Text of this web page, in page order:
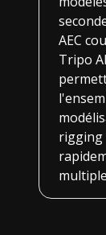
AEC
Tripo
rigging